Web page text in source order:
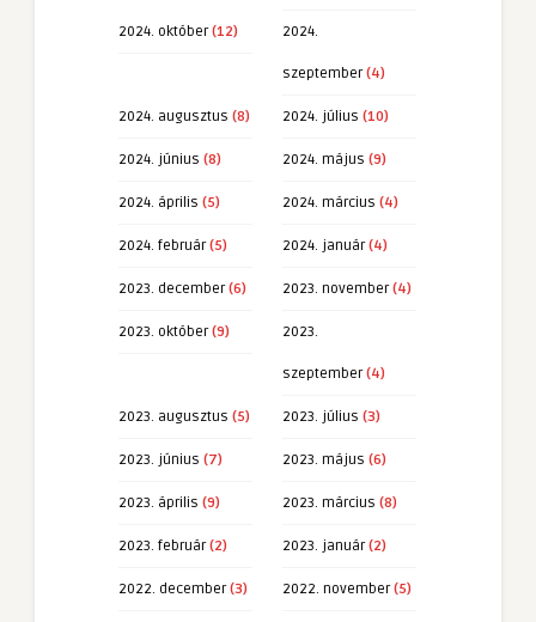
2024. október(12) 2024.
szeptember(4)
2024. augusztus (8) 2024. július (10)
2024. június (8) 2024. május (9)
2024. április (5) 2024. március (4)
2024. február(5) 2024. január(4)
2023. december(6) 2023. november(4)
2023. október(9) 2023.
szeptember(4)
2023. augusztus (5) 2023. július (3)
2023. június (7) 2023. május (6)
2023. április (9) 2023. március (8)
2023. február(2) 2023. január(2)
2022. december(3) 2022. november(5)